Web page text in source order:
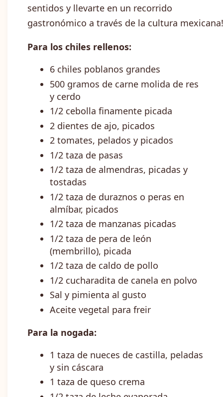
sentidos y llevarte en un recorrido
gastronómico a través de la cultura mexicana!
Para los chiles rellenos:
6 chiles poblanos grandes
500 gramos de carne molida de res
y cerdo
1/2 cebolla finamente picada
2 dientes de ajo, picados
2 tomates, pelados y picados
1/2 taza de pasas
1/2 taza de almendras, picadas y
tostadas
1/2 taza de duraznos o peras en
almíbar, picados
1/2 taza de manzanas picadas
1/2 taza de pera de león
(membrillo), picada
1/2 taza de caldo de pollo
1/2 cucharadita de canela en polvo
Sal y pimienta al gusto
Aceite vegetal para freir
Para la nogada:
1 taza de nueces de castilla, peladas
y sin cáscara
1 taza de queso crema